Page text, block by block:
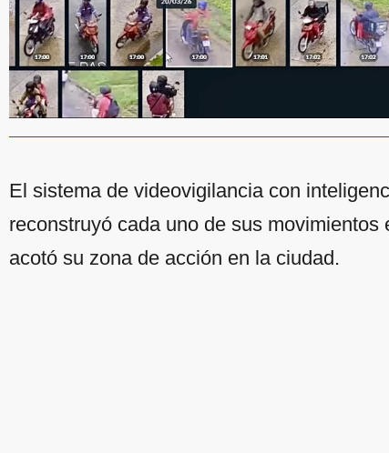
El sistema de videovigilancia con
reconstruyó cada uno de sus
acotó su zona de acción en la ciudad.